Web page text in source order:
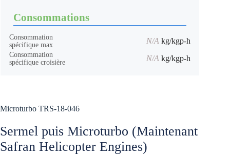
Microturbo TRS-18-046
Sermel puis Microturbo (Maintenant
Safran Helicopter Engines)
Consommations
Consommation
spécifique max
N/A kg/kgp-h
Consommation
spécifique croisière
N/A kg/kgp-h